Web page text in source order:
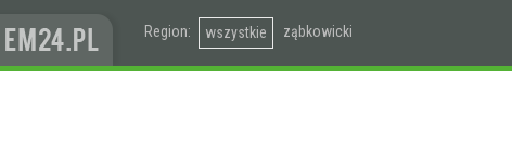
Region: wszystkie ząbkowicki